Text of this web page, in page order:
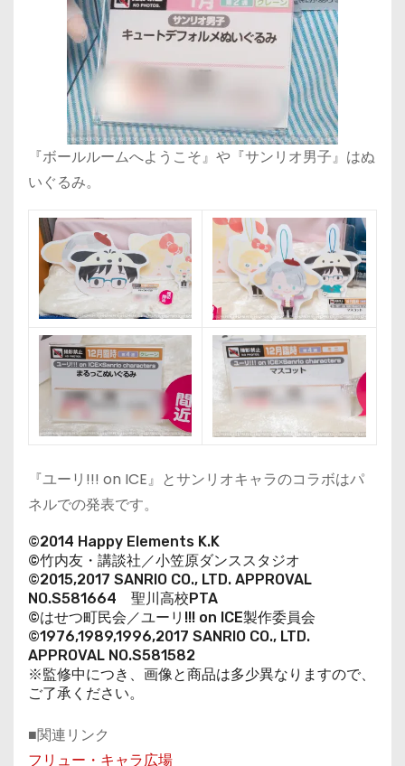
『ボールルームへようこそ』や『サンリオ男子』はぬ
いぐるみ。
『ユーリ!!! on ICE』とサンリオキャラのコラボはパ
ネルでの発表です。
©2014 Happy Elements K.K
©竹内友・講談社／小笠原ダンススタジオ
©2015,2017 SANRIO CO., LTD. APPROVAL
NO.S581664 聖川高校PTA
©はせつ町民会／ユーリ!!! on ICE製作委員会
©1976,1989,1996,2017 SANRIO CO., LTD.
APPROVAL NO.S581582
※監修中につき、画像と商品は多少異なりますので、
ご了承ください。
■関連リンク
フリュー・キャラ広場